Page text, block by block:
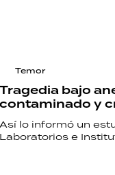
Temor
Tragedia bajo
contaminado y
Así lo informó un
Laboratorios e